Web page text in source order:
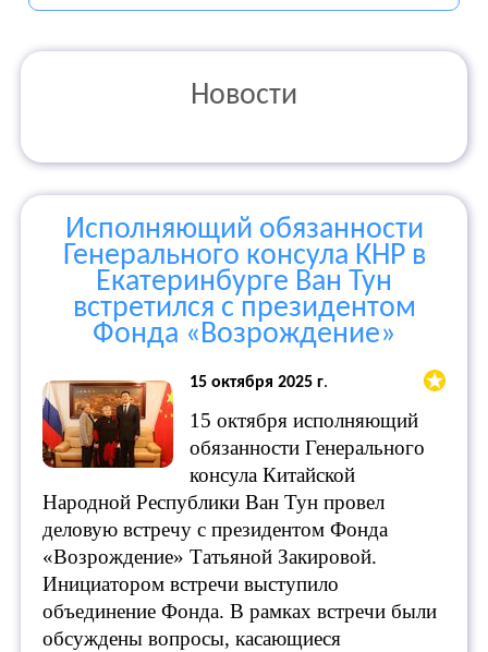
Новости
Исполняющий обязанности
Генерального консула КНР в
Екатеринбурге Ван Тун
встретился с президентом
Фонда «Возрождение»
15 октября 2025 г.
15 октября исполняющий
обязанности Генерального
консула Китайской
Народной Республики Ван Тун провел
деловую встречу с президентом Фонда
«Возрождение» Татьяной Закировой.
Инициатором встречи выступило
объединение Фонда. В рамках встречи были
обсуждены вопросы, касающиеся